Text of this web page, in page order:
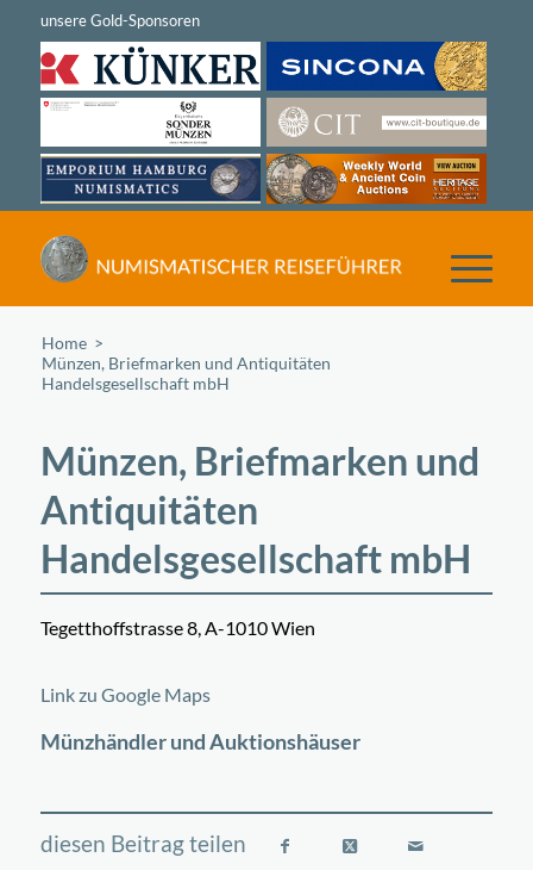
Home
Münzen, Briefmarken und Antiquitäten
Handelsgesellschaft mbH
Münzen, Briefmarken und
Antiquitäten
Handelsgesellschaft mbH
Tegetthoffstrasse 8, A-1010 Wien
+
Link zu Google Maps
Münzhändler und Auktionshäuser